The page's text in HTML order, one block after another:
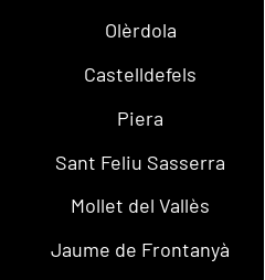
Olèrdola
Castelldefels
Piera
Sant Feliu Sasserra
Mollet del Vallès
Jaume de Frontanyà